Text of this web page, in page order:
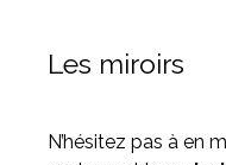
Les miroirs
N’hésitez pas à en